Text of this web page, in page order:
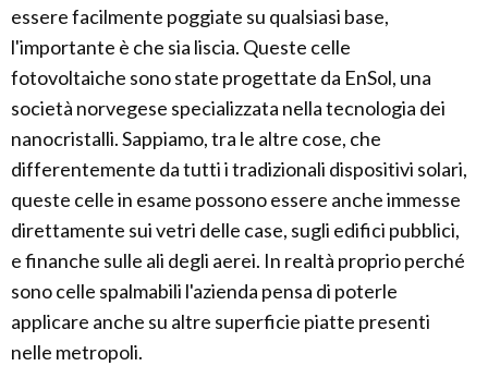
essere facilmente poggiate su qualsiasi base,
l'importante è che sia liscia. Queste celle
fotovoltaiche sono state progettate da EnSol, una
società norvegese specializzata nella tecnologia dei
nanocristalli. Sappiamo, tra le altre cose, che
differentemente da tutti i tradizionali dispositivi solari,
queste celle in esame possono essere anche immesse
direttamente sui vetri delle case, sugli edifici pubblici,
e finanche sulle ali degli aerei. In realtà proprio perché
sono celle spalmabili l'azienda pensa di poterle
applicare anche su altre superficie piatte presenti
nelle metropoli.